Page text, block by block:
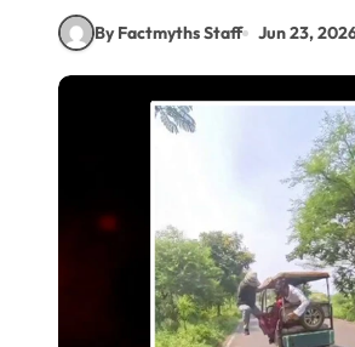
By Factmyths Staff Jun 23,